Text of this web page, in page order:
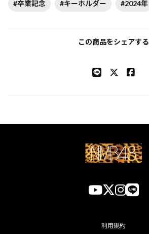
#卒業記念 #キーホルダー #2024年
この商品をシェアする
利用規約